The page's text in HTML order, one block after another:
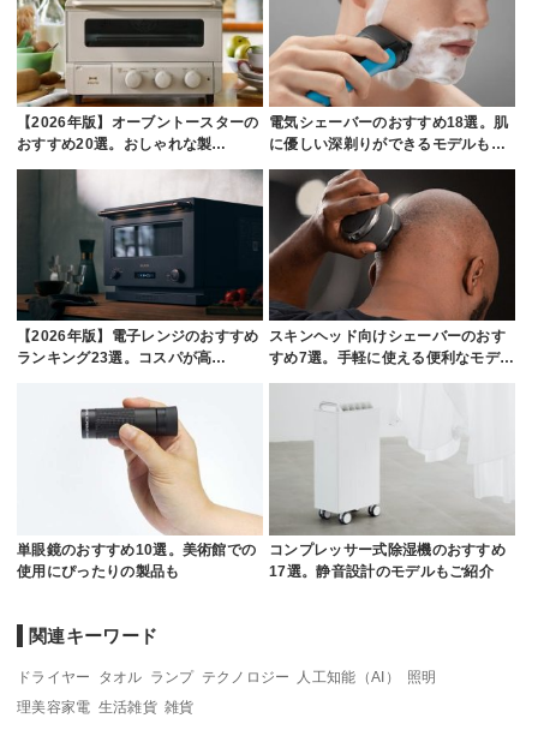
【2026年版】オーブントースターの
おすすめ20選。おしゃれな製…
電気シェーバーのおすすめ18選。肌
に優しい深剃りができるモデルも…
【2026年版】電子レンジのおすすめ
ランキング23選。コスパが高…
スキンヘッド向けシェーバーのおす
すめ7選。手軽に使える便利なモデ…
単眼鏡のおすすめ10選。美術館での
使用にぴったりの製品も
コンプレッサー式除湿機のおすすめ
17選。静音設計のモデルもご紹介
関連キーワード
ドライヤー タオル ランプ テクノロジー 人工知能（AI）
照明
理美容家電 生活雑貨 雑貨